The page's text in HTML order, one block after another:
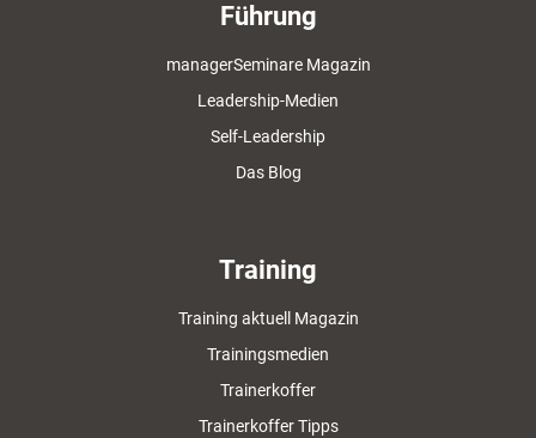
Führung
managerSeminare Magazin
Leadership-Medien
Self-Leadership
Das Blog
Training
Training aktuell Magazin
Trainingsmedien
Trainerkoffer
Trainerkoffer Tipps